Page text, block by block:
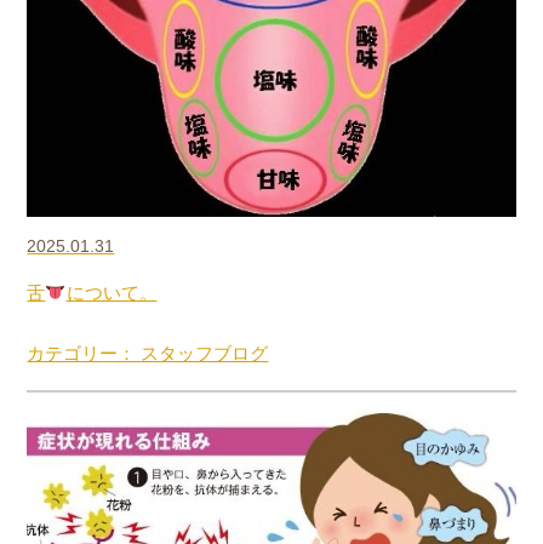
2025.01.31
舌 について。
カテゴリー： スタッフブログ